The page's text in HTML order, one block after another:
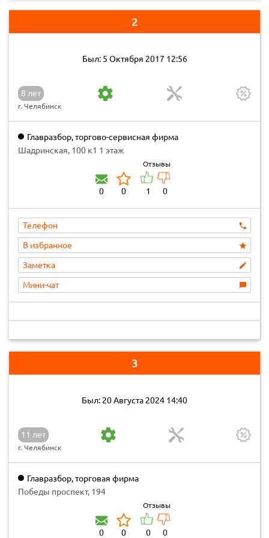
2
Был: 5 Октября 2017 12:56
8 лет
г. Челябинск
Главразбор, торгово-сервисная фирма
Шадринская, 100 к1 1 этаж
0 0
Отзывы
1 0
Телефон
В избранное
Заметка
Мини-чат
3
Был: 20 Августа 2024 14:40
11 лет
г. Челябинск
Главразбор, торговая фирма
Победы проспект, 194
0 0
Отзывы
0 0